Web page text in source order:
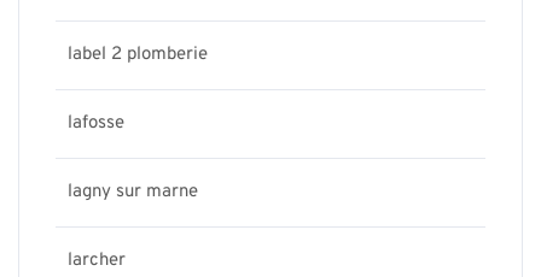
label 2 plomberie
lafosse
lagny sur marne
larcher